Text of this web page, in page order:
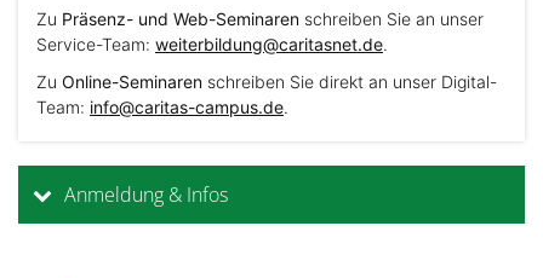
Zu Präsenz- und Web-Seminaren schreiben Sie an unser
Service-Team: weiterbildung@caritasnet.de.
Zu Online-Seminaren schreiben Sie direkt an unser Digital-
Team: info@caritas-campus.de.
Anmeldung & Infos